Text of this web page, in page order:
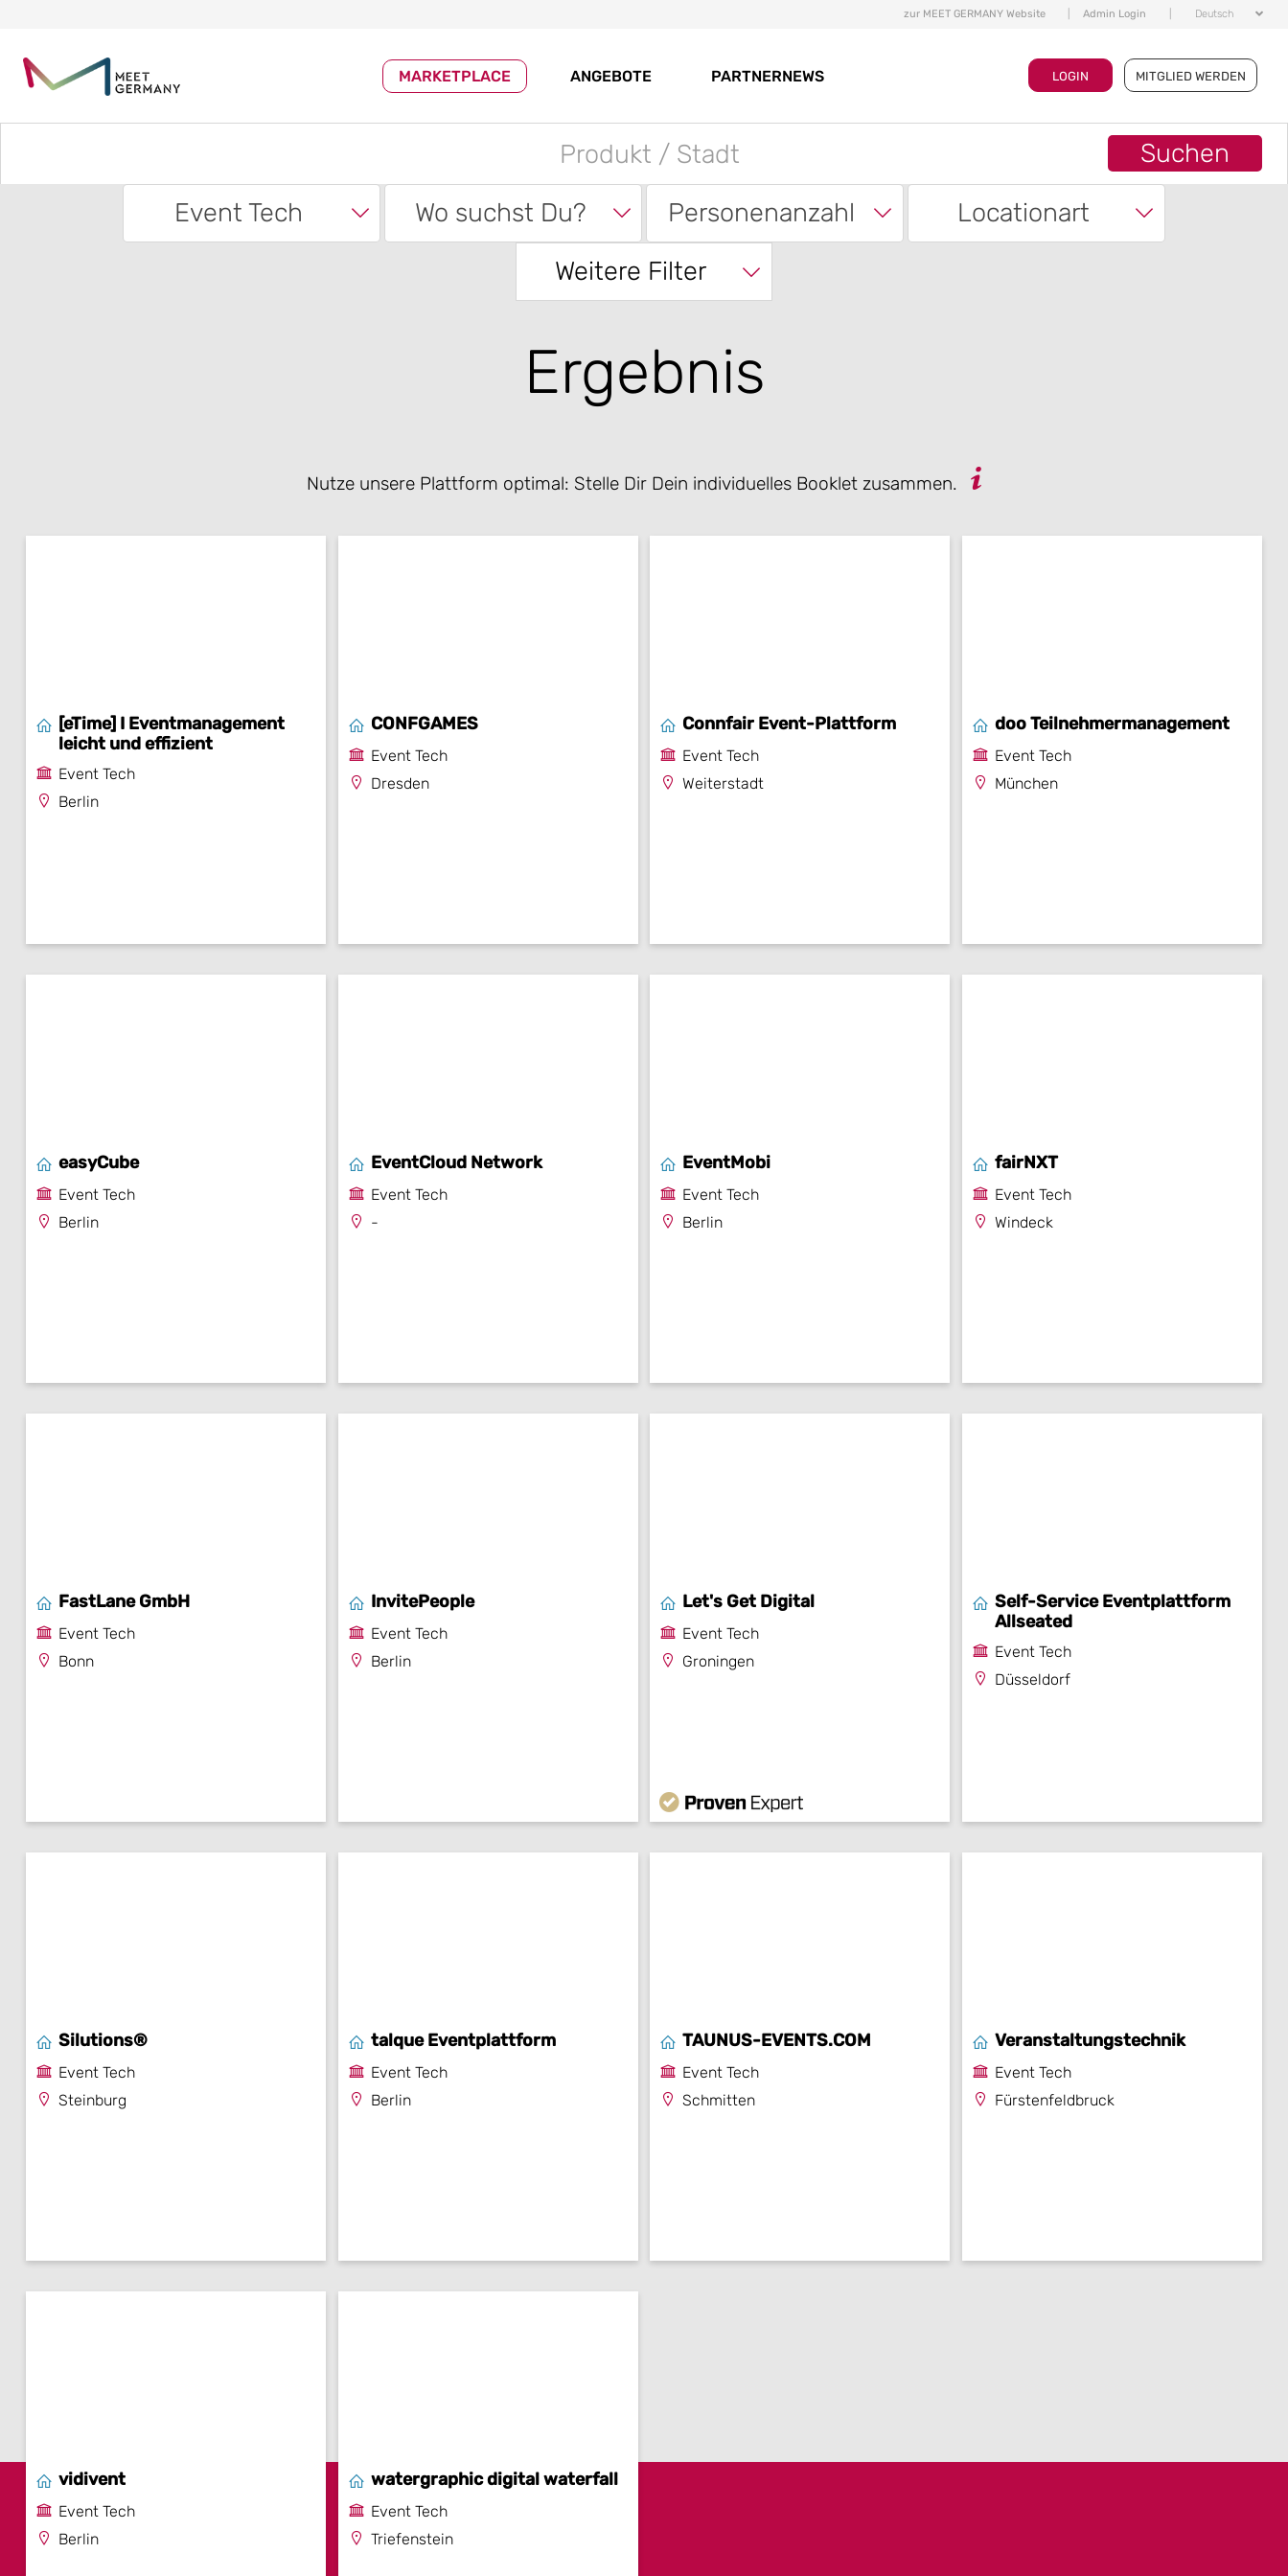
zur MEET GERMANY Website Admin Login Deutsch
MARKETPLACE ANGEBOTE PARTNERNEWS LOGIN MITGLIED WERDEN
Suchen
Event Tech
Wo suchst Du? Personenanzahl
Locationart
Weitere Filter
Ergebnis
Nutze unsere Plattform optimal: Stelle Dir Dein individuelles Booklet zusammen.
[eTime] I Eventmanagement
leicht und effizient
Event Tech
Berlin
CONFGAMES
Event Tech
Dresden
Connfair Event-Plattform
Event Tech
Weiterstadt
doo Teilnehmermanagement
Event Tech
München
easyCube
Event Tech
Berlin
EventCloud Network
Event Tech
-
EventMobi
Event Tech
Berlin
fairNXT
Event Tech
Windeck
FastLane GmbH
Event Tech
Bonn
InvitePeople
Event Tech
Berlin
Let's Get Digital
Event Tech
Groningen
Self-Service Eventplattform
Allseated
Event Tech
Düsseldorf
Silutions®
Event Tech
Steinburg
talque Eventplattform
Event Tech
Berlin
TAUNUS-EVENTS.COM
Event Tech
Schmitten
Veranstaltungstechnik
Event Tech
Fürstenfeldbruck
vidivent
Event Tech
Berlin
watergraphic digital waterfall
Event Tech
Triefenstein